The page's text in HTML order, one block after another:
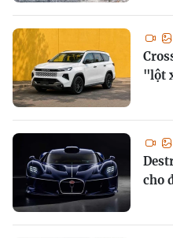
"lột
cho